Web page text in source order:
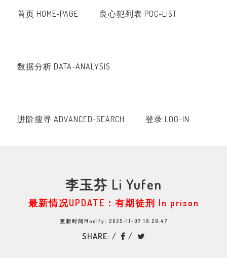
首页 HOME-PAGE 良心犯列表 POC-LIST
数据分析 DATA-ANALYSIS
进阶搜寻 ADVANCED-SEARCH 登录 LOG-IN
李玉芬 Li Yufen
最新情况UPDATE：有期徒刑 In prison
更新时间Modify: 2025-11-07 18:29:47
SHARE: